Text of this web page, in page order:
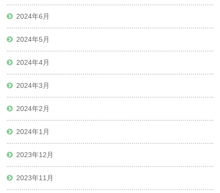
2024年6月
2024年5月
2024年4月
2024年3月
2024年2月
2024年1月
2023年12月
2023年11月